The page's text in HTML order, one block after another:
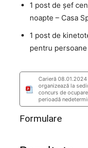
1 post de șef
noapte – Casa
1 post de
pentru
Carieră
organizează la
concurs de
perioadă
Formulare